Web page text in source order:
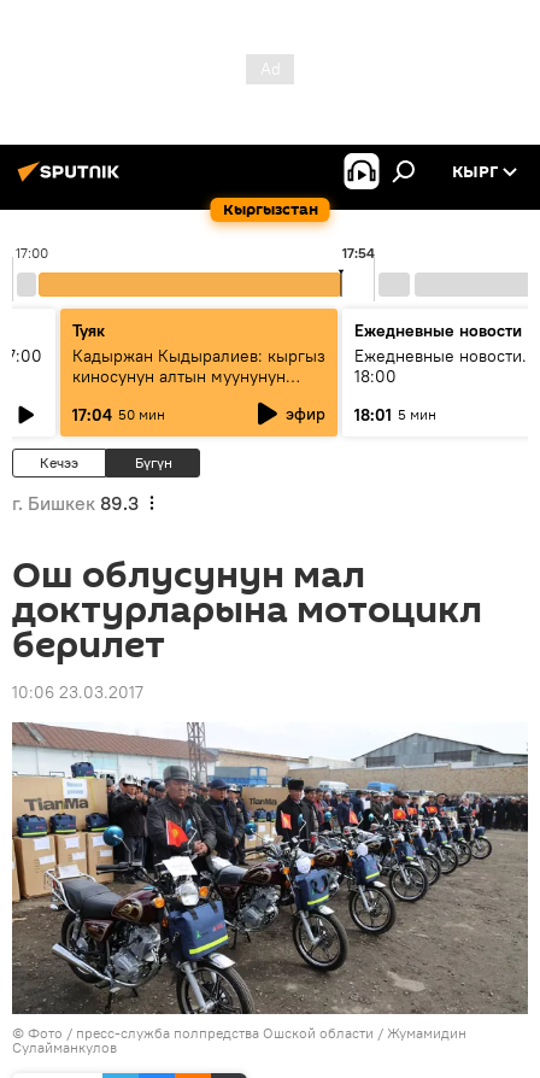
Кыргызстан
КЫРГ
17:00 17:54
Туяк
Кадыржан Кыдыралиев: кыргыз
киносунун алтын муунунун
17:04 50 мин эфир
Ежедневные новости
Ежедневные новости.
18:00
18:01 5 мин
Кечээ Бүгүн
г. Бишкек 89.3
Ош облусунун мал
доктурларына мотоцикл
берилет
10:06 23.03.2017
© Фото / пресс-служба полпредства Ошской области / Жумамидин
Сулайманкулов